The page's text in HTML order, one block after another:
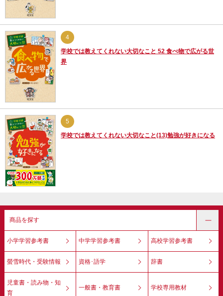
4
学校では教えてくれない大切なこと 52 食べ物で広がる世
界
5
学校では教えてくれない大切なこと(13)勉強が好きになる
商品を探す
小学学習参考書 中学学習参考書 高校学習参考書
螢雪時代・受験情報 資格･語学 辞書
児童書・読み物・知
育
一般書・教育書 学校専用教材